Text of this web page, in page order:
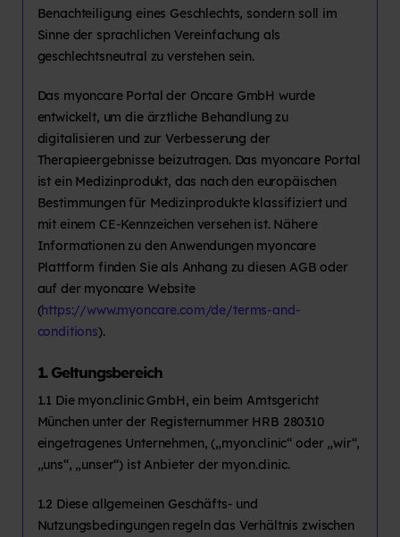
Benachteiligung eines Geschlechts, sondern soll im
Sinne der sprachlichen Vereinfachung als
geschlechtsneutral zu verstehen sein.
Das myoncare Portal der Oncare GmbH wurde
entwickelt, um die ärztliche Behandlung zu
digitalisieren und zur Verbesserung der
Therapieergebnisse beizutragen. Das myoncare Portal
ist ein Medizinprodukt, das nach den europäischen
Bestimmungen für Medizinprodukte klassifiziert und
mit einem CE-Kennzeichen versehen ist. Nähere
Informationen zu den Anwendungen myoncare
Plattform finden Sie als Anhang zu diesen AGB oder
auf der myoncare Website
(https://www.myoncare.com/de/terms-and-
conditions).
1. Geltungsbereich
1.1 Die myon.clinic GmbH, ein beim Amtsgericht
München unter der Registernummer HRB 280310
eingetragenes Unternehmen, („myon.clinic“ oder „wir“,
„uns“, „unser“) ist Anbieter der myon.clinic.
1.2 Diese allgemeinen Geschäfts- und
Nutzungsbedingungen regeln das Verhältnis zwischen